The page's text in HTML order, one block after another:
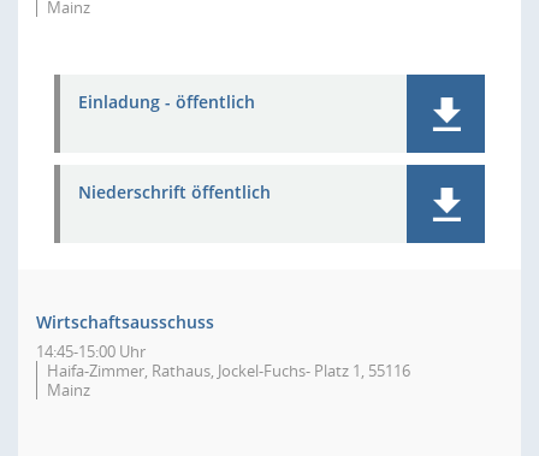
Mainz
Einladung - öffentlich
Niederschrift öffentlich
Wirtschaftsausschuss
14:45-15:00 Uhr
Haifa-Zimmer, Rathaus, Jockel-Fuchs- Platz 1, 55116
Mainz